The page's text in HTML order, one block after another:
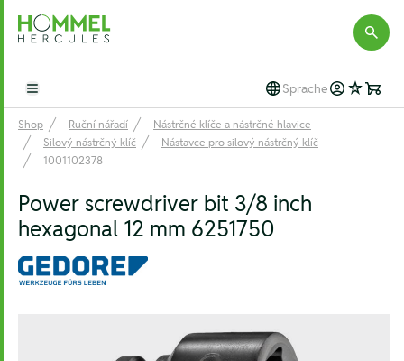
Hommel Hercules
Open main menu Sprache
Shop Ruční nářadí
Nástrčné klíče a nástrčné hlavice
Silový nástrčný klíč
Nástavce pro silový nástrčný klíč
1001102378
Power screwdriver bit 3/8 inch
hexagonal 12 mm 6251750